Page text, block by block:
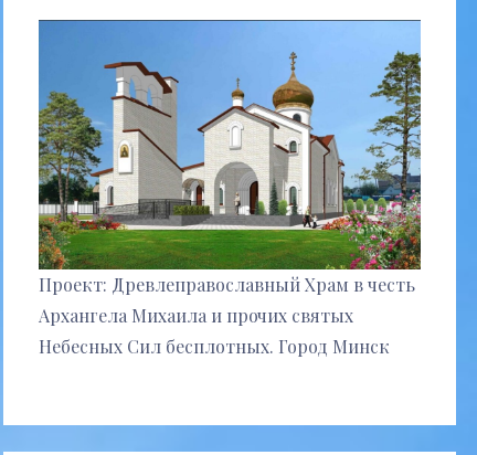
Проект: Древлеправославный Храм в честь
Архангела Михаила и прочих святых
Небесных Сил бесплотных. Город Минск